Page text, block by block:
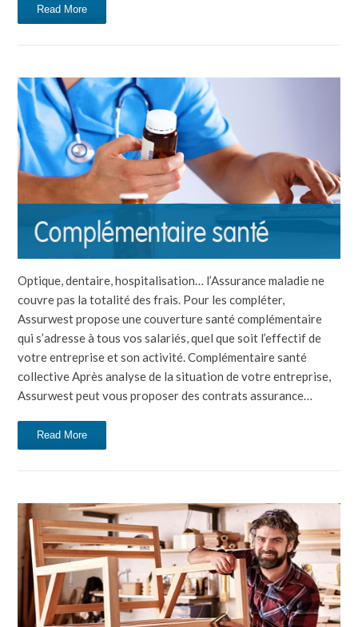
Read More
Optique, dentaire, hospitalisation… l’Assurance maladie ne
couvre pas la totalité des frais. Pour les compléter,
Assurwest propose une couverture santé complémentaire
qui s’adresse à tous vos salariés, quel que soit l’effectif de
votre entreprise et son activité. Complémentaire santé
collective Après analyse de la situation de votre entreprise,
Assurwest peut vous proposer des contrats assurance…
Read More